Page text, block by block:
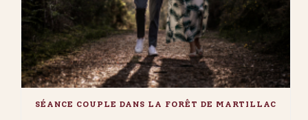
SÉANCE COUPLE DANS LA FORÊT DE MARTILLAC